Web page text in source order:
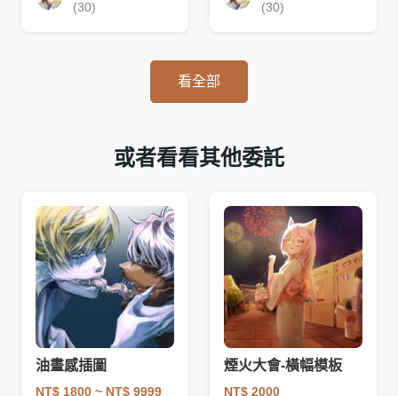
(30) (30)
看全部
或者看看其他委託
油畫感插圖
NT$ 1800 ~ NT$ 9999
煙火大會-橫幅模板
NT$ 2000